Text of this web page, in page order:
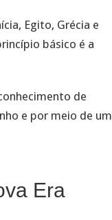
Egito, Grécia e
básico é a
de
e por meio de um
Era